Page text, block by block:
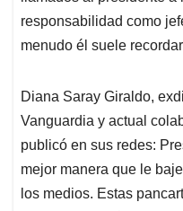
los medios. Estas
nivel de agresión a los
Las agresiones a
Bogotá. En otras
en medio de
“vendidos” y los